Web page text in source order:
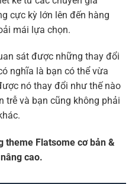
cực kỳ lớn lên đến hàng
mái lựa chọn.
sát được những thay đổi
nghĩa là bạn có thể vừa
nó thay đổi như thế nào
trễ và bạn cũng không phải
theme Flatsome cơ bản &
cao.